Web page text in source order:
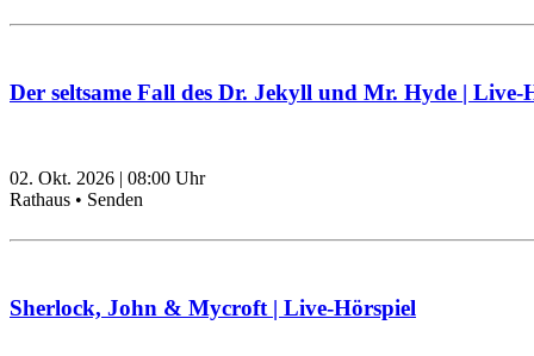
Der seltsame Fall des Dr. Jekyll und Mr. Hyde | Live-
02. Okt. 2026 | 08:00 Uhr
Rathaus • Senden
Sherlock, John & Mycroft | Live-Hörspiel